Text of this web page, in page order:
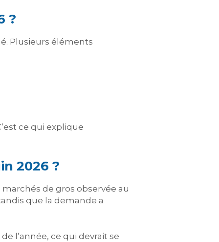
?
Plusieurs éléments
ce qui explique
2026 ?
de gros observée au
que la demande a
l’année, ce qui devrait se